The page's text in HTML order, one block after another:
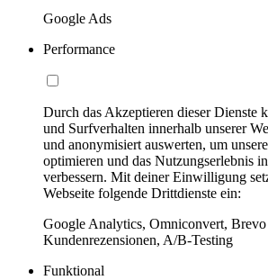
Google Ads
Performance
Durch das Akzeptieren dieser Dienste
und Surfverhalten innerhalb unserer
und anonymisiert auswerten, um
optimieren und das Nutzungserlebnis
verbessern. Mit deiner Einwilligung
Webseite folgende Drittdienste ein:
Google Analytics, Omniconvert,
Kundenrezensionen, A/B-Testing
Funktional